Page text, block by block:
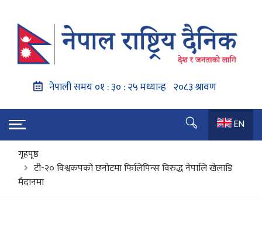
EN
गृहपृष्ठ
टी-२० विश्वकपको छनोटमा फिलिपिन्स विरुद्ध नेपालि खेलाडि
मैदानमा